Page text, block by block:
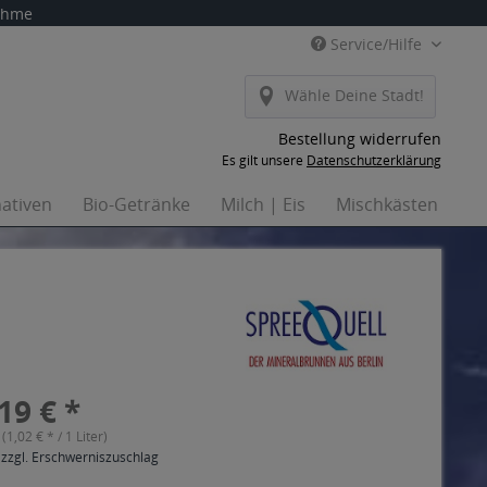
Service/Hilfe
Wähle Deine Stadt!
Bestellung widerrufen
Es gilt unsere Datenschutzerklärung
Bio-Getränke Milch | Eis Mischkästen
€ *
€ * / 1 Liter)
Erschwerniszuschlag